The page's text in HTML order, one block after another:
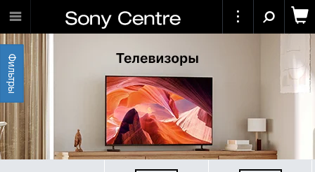
Фильтры